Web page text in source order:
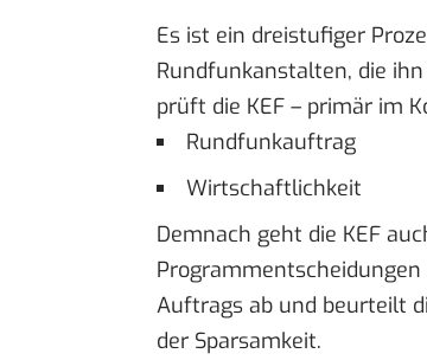
Es ist ein dreistufiger
Rundfunkanstalten, die
prüft die KEF – primär im
Rundfunkauftrag
Wirtschaftlichkeit
Demnach geht die KEF
Auftrags ab und beurteilt
der Sparsamkeit.